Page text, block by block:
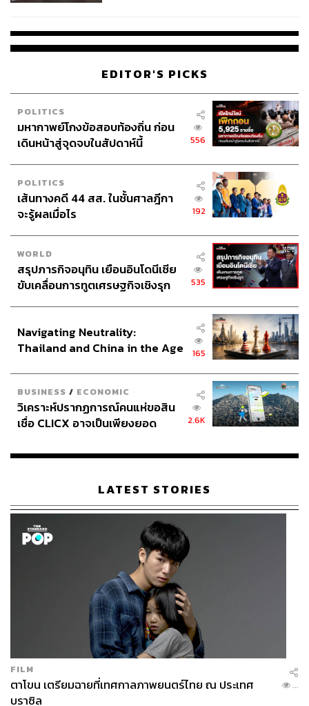
EDITOR'S PICKS
POLITICS
มหากาพย์โกงข้อสอบท้องถิ่น ก่อน
เดินหน้าสู่จุดจบในสัปดาห์นี้
556
POLITICS
เส้นทางคดี 44 สส. ในชั้นศาลฎีกา
จะรู้ผลเมื่อไร
192
WORLD
สรุปภารกิจอนุทิน เยือนอินโดนีเซีย
ขับเคลื่อนการทูตเศรษฐกิจเชิงรุก
535
Navigating Neutrality:
Thailand and China in the Age
165
BUSINESS / ECONOMIC
วิเคราะห์ปรากฏการณ์คนแห่ขอสิน
เชื่อ CLICX อาจเป็นเพียงยอด
เรือนไทยที่ถูกซุกไว้
2.6K
LATEST STORIES
FILM
ตาโขน เตรียมฉายที่เทศกาลภาพยนตร์ไทย ณ ประเทศ
บราซิล
...